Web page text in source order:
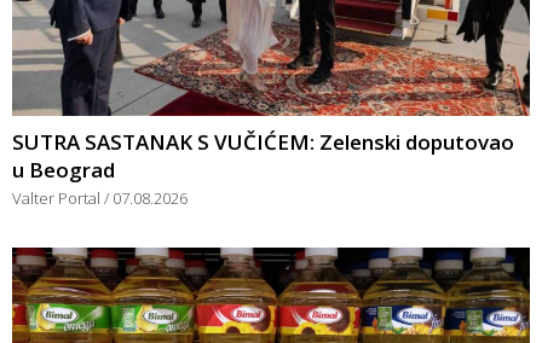
SUTRA SASTANAK S VUČIĆEM: Zelenski doputovao
u Beograd
Valter Portal 07.08.2026